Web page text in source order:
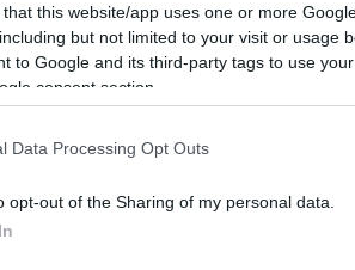
that this website/app uses one or more
but not limited to your visit or usage
to Google and its third-party tags to use
consent section.
Data Processing Opt Outs
opt-out of the Sharing of my personal data.
Μαρία
Κατρινάκη